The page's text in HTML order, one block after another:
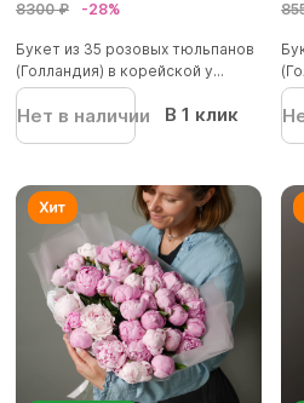
8300 ₽ -28%
Букет из 35 розовых тюльпанов
(Голландия) в корейской у...
Нет в наличии В 1 клик